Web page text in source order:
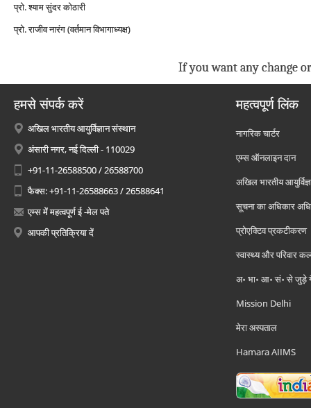
प्रो. श्याम सुंदर कोठारी
प्रो. राजीव नारंग (वर्तमान विभागाध्यक्ष)
If you want any change
हमसे संपर्क करें
अखिल भारतीय आयुर्विज्ञान संस्थान
अंसारी नगर, नई दिल्ली - 110029
+91-11-26588500 / 26588700
फैक्स: +91-11-26588663 / 26588641
एम्स में महत्वपूर्ण ई -मेल पते
आपकी प्रतिक्रिया दें
महत्वपूर्ण लिंक
नागरिक चार्टर
एम्स ऑनलाइन दान
अखिल भारतीय
सूचना का अधिकार
प्रोएक्टिव प्रकटीकरण
स्वास्थ्य और परिवार
अ॰ भा॰ आ॰ सं॰ से जुड़े
Mission Delhi
मेरा अस्पताल
Hamara AIIMS